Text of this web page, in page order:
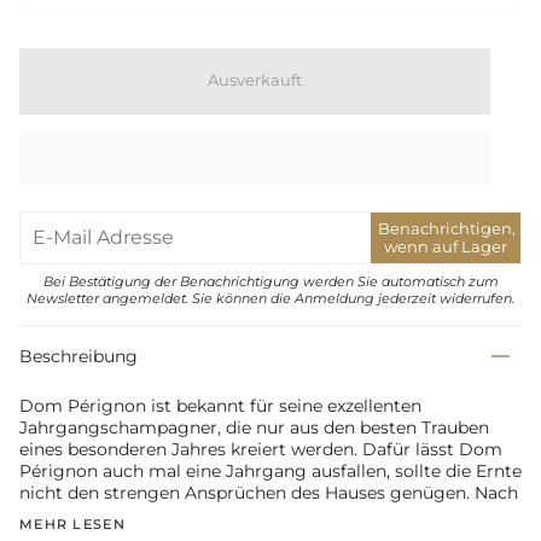
Ausverkauft
Benachrichtigen,
wenn auf Lager
Bei Bestätigung der Benachrichtigung werden Sie automatisch zum
Newsletter angemeldet. Sie können die Anmeldung jederzeit widerrufen.
Beschreibung
Dom Pérignon ist bekannt für seine exzellenten
Jahrgangschampagner, die nur aus den besten Trauben
eines besonderen Jahres kreiert werden. Dafür lässt Dom
Pérignon auch mal eine Jahrgang ausfallen, sollte die Ernte
nicht den strengen Ansprüchen des Hauses genügen. Nach
MEHR LESEN